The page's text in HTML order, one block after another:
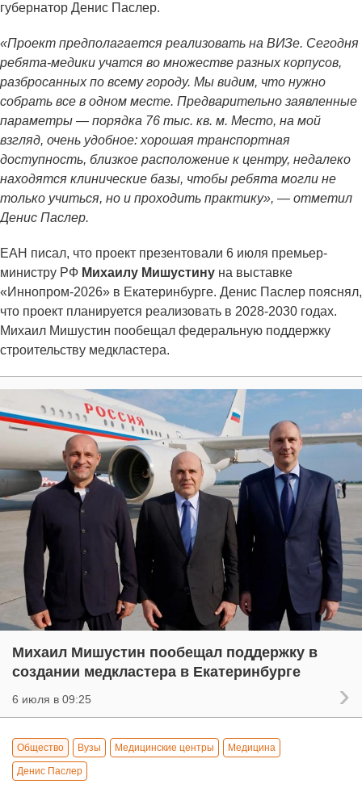
губернатор Денис Паслер.
«Проект предполагается реализовать на ВИЗе. Сегодня
ребята-медики учатся во множестве разных корпусов,
разбросанных по всему городу. Мы видим, что нужно
собрать все в одном месте. Предварительно заявленные
параметры — порядка 76 тыс. кв. м. Место, на мой
взгляд, очень удобное: хорошая транспортная
доступность, близкое расположение к центру, недалеко
находятся клинические базы, чтобы ребята могли не
только учиться, но и проходить практику», — отметил
Денис Паслер.
ЕАН писал, что проект презентовали 6 июля премьер-
министру РФ Михаилу Мишустину на выставке
«Иннопром-2026» в Екатеринбурге. Денис Паслер пояснял,
что проект планируется реализовать в 2028-2030 годах.
Михаил Мишустин пообещал федеральную поддержку
строительству медкластера.
Михаил Мишустин пообещал поддержку в
создании медкластера в Екатеринбурге
6 июля в 09:25
Общество Вузы Медицинские центры Медицина
Денис Паслер